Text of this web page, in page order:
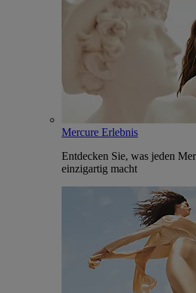
Mercure Erlebnis
Entdecken Sie, was jeden
einzigartig macht